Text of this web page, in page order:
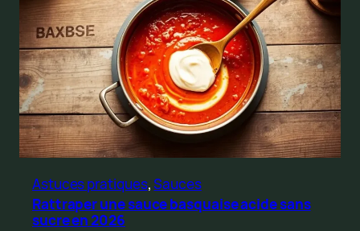
Astuces pratiques, Sauces
Rattraper une sauce basquaise acide sans
sucre en 2026